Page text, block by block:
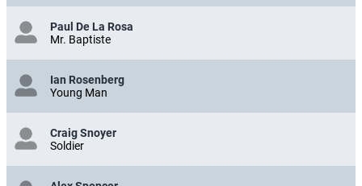
Paul De La Rosa
Mr. Baptiste
Ian Rosenberg
Young Man
Craig Snoyer
Soldier